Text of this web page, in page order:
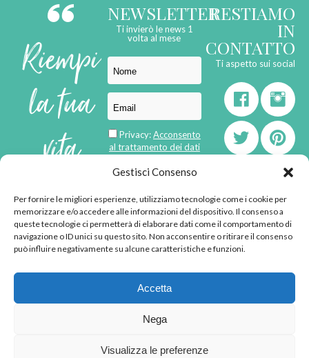
Gestisci Consenso
Per fornire le migliori esperienze, utilizziamo tecnologie come i cookie per
memorizzare e/o accedere alle informazioni del dispositivo. Il consenso a
queste tecnologie ci permetterà di elaborare dati come il comportamento di
navigazione o ID unici su questo sito. Non acconsentire o ritirare il consenso
può influire negativamente su alcune caratteristiche e funzioni.
Accetta
Nega
Visualizza le preferenze
Riempi
la tua
vita
di
emozioni
P.IVA 02592570036 -
NEWSLETTER
Ti invierò le news 1
volta al mese
Privacy:Acconsento
al trattamento dei dati
RESTIAMO
IN
CONTATTO
Ti aspetto sui social
born inMaMaStudiOs